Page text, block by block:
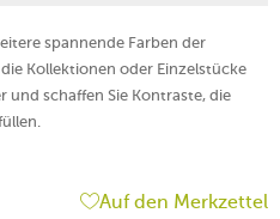
spannende Farben der
die Kollektionen oder Einzelstücke
schaffen Sie Kontraste, die
Auf den Merkzettel